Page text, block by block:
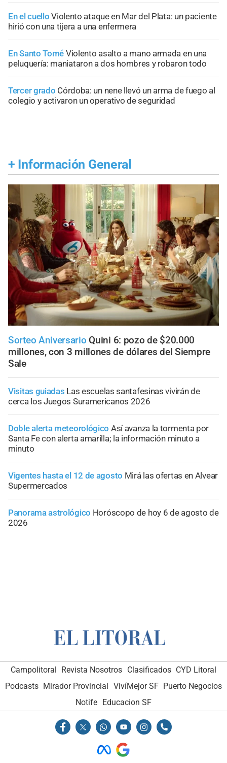
En el cuello Violento ataque en Mar del Plata: un paciente
hirió con una tijera a una enfermera
En Santo Tomé Violento asalto a mano armada en una
peluquería: maniataron a dos hombres y robaron todo
Tercer grado Córdoba: un nene llevó un arma de fuego al
colegio y activaron un operativo de seguridad
+ Información General
Sorteo Aniversario Quini 6: pozo de $20.000
millones, con 3 millones de dólares del Siempre
Sale
Visitas guiadas Las escuelas santafesinas vivirán de
cerca los Juegos Suramericanos 2026
Doble alerta meteorológico Así avanza la tormenta por
Santa Fe con alerta amarilla; la información minuto a
minuto
Vigentes hasta el 12 de agosto Mirá las ofertas en Alvear
Supermercados
Panorama astrológico Horóscopo de hoy 6 de agosto de
2026
Campolitoral Revista Nosotros Clasificados CYD Litoral
Podcasts Mirador Provincial VivíMejor SF Puerto Negocios
Notife Educacion SF